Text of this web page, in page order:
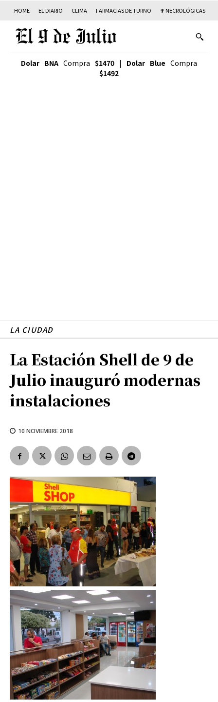
HOME EL DIARIO CLIMA FARMACIAS DE TURNO ✟ NECROLÓGICAS
Dolar BNA Compra $1470 | Dolar Blue Compra
$1492
LA CIUDAD
La Estación Shell de 9 de
Julio inauguró modernas
instalaciones
10 NOVIEMBRE 2018